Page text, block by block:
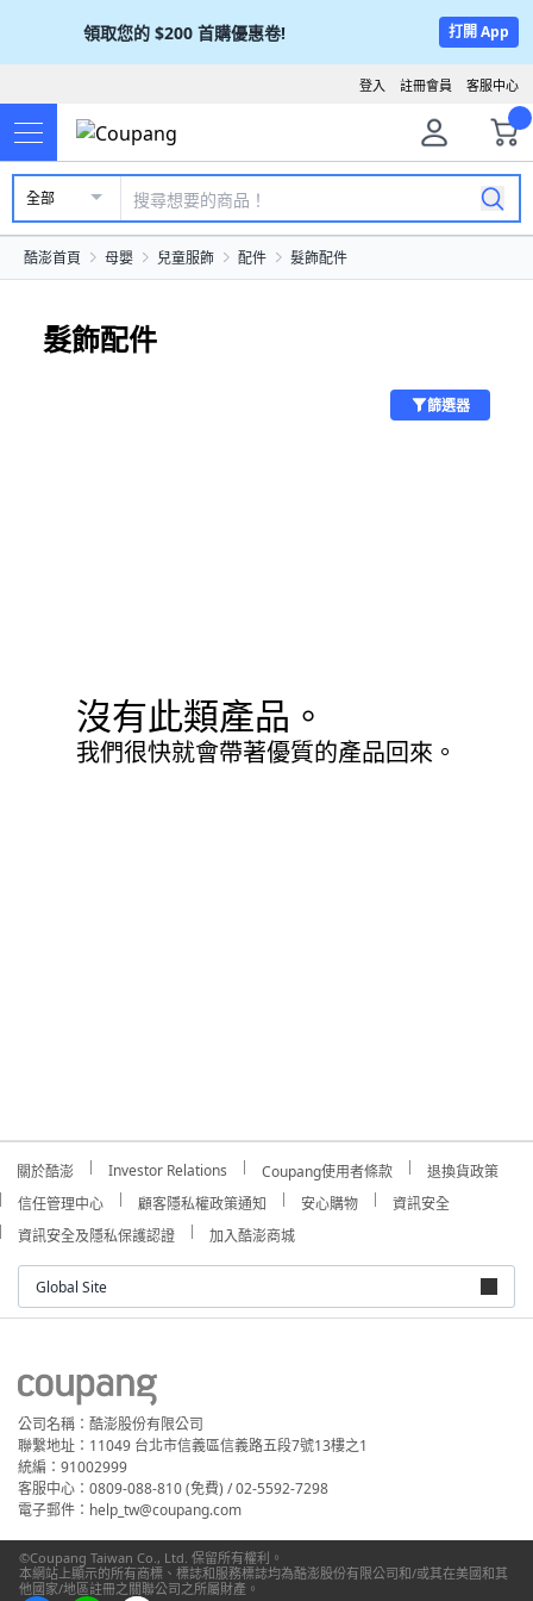
領取您的 $200 首購優惠卷! 打開 App
客服中心
註冊會員
登入
全部
酷澎首頁 母嬰 兒童服飾 配件 髮飾配件
髮飾配件
篩選器
沒有此類產品。
我們很快就會帶著優質的產品回來。
關於酷澎 Investor Relations Coupang使用者條款
退換貨政策
信任管理中心
顧客隱私權政策通知 安心購物
資訊安全
資訊安全及隱私保護認證
加入酷澎商城
Global Site
公司名稱：酷澎股份有限公司
聯繫地址：11049 台北市信義區信義路五段7號13樓之1
統編：91002999
客服中心：0809-088-810 (免費) / 02-5592-7298
電子郵件：help_tw@coupang.com
©Coupang Taiwan Co., Ltd. 保留所有權利。
本網站上顯示的所有商標、標誌和服務標誌均為酷澎股份有限公司和/或其在美國和其
他國家/地區註冊之關聯公司之所屬財產。